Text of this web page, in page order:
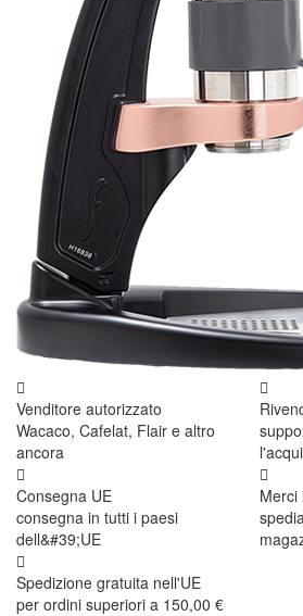
Venditore autorizzato
Wacaco, Cafelat, Flair e altro
ancora
Consegna UE
consegna in tutti i paesi
dell&#39;UE
Merci
Spedizione gratuita nell'UE
per ordini superiori a 150,00 €